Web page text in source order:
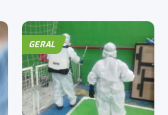
GERAL